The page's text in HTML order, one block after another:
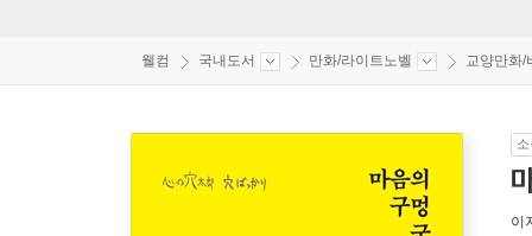
웰컴 국내도서 만화/라이트노벨 교양만화/
이